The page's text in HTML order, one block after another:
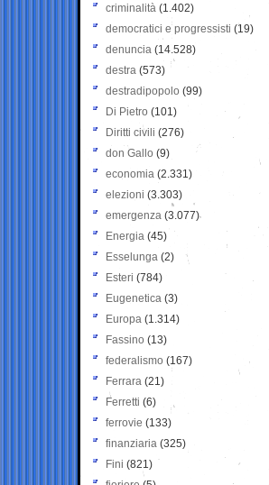
criminalità (1.402)
democratici e progressisti (19)
denuncia (14.528)
destra (573)
destradipopolo (99)
Di Pietro (101)
Diritti civili (276)
don Gallo (9)
economia (2.331)
elezioni (3.303)
emergenza (3.077)
Energia (45)
Esselunga (2)
Esteri (784)
Eugenetica (3)
Europa (1.314)
Fassino (13)
federalismo (167)
Ferrara (21)
Ferretti (6)
ferrovie (133)
finanziaria (325)
Fini (821)